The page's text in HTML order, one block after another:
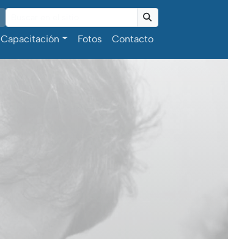
Buscar
Capacitación Fotos Contacto